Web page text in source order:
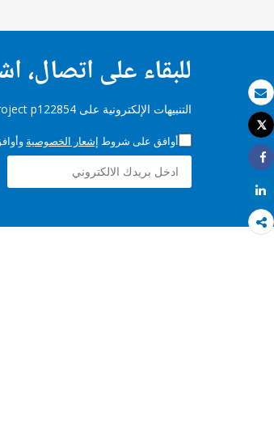
بريد الكتروني
طباعة
Tweet
Share
Share
للبقاء على اتصال،
التنبيهات الإلكترونية على Project p122854
أوافق على شروط إشعار الخصوصية